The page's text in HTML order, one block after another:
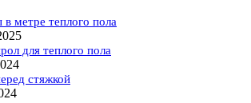
в метре теплого пола
для теплого пола
стяжкой